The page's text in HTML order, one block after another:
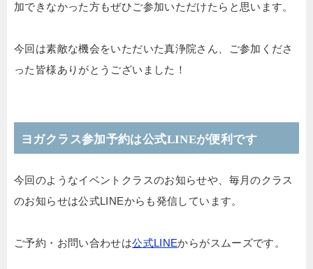
加できなかった方もぜひご参加いただけたらと思います。
今回は素敵な機会をいただいた真浄院さん、ご参加くださ
った皆様ありがとうございました！
ヨガクラス参加予約は公式LINEが便利です
今回のようなイベントクラスのお知らせや、毎月のクラス
のお知らせは公式LINEからも発信しています。
ご予約・お問い合わせは公式LINEからがスムーズです。